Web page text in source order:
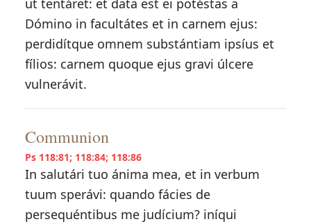
ut tentáret: et data est ei potéstas a
Dómino in facultátes et in carnem ejus:
perdidítque omnem substántiam ipsíus et
fílios: carnem quoque ejus gravi úlcere
vulnerávit.
Communion
Ps 118:81; 118:84; 118:86
In salutári tuo ánima mea, et in verbum
tuum sperávi: quando fácies de
persequéntibus me judícium? iníqui